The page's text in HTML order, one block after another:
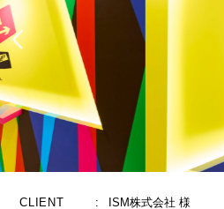
CLIENT :
ISM株式会社 様